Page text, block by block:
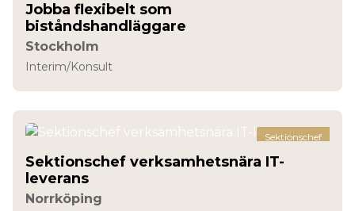
Jobba flexibelt som
biståndshandläggare
Stockholm
Interim/Konsult
Sektionschef
Sektionschef verksamhetsnära IT-
leverans
Norrköping